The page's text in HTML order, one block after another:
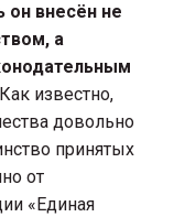
он внесён не
а
Как известно,
довольно
принятых
от
«Единая